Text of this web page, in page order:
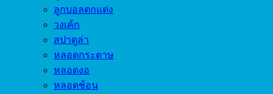
ลูกบอลตกแต่ง
วงเค้ก
สปาตูล่า
หลอดกระดาษ
หลอดงอ
หลอดช้อน